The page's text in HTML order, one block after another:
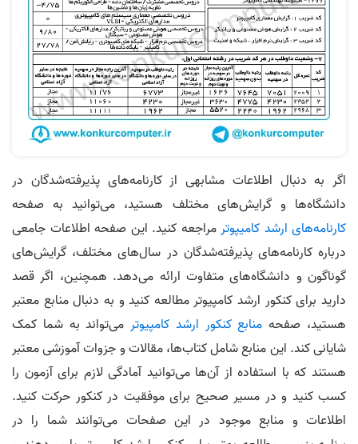
اگر به دنبال اطلاعات مشابهی از کارنامه‌های پذیرفته‌شدگان در
دانشگاه‌ها و گرایش‌های مختلف هستید، می‌توانید به صفحه
کارنامه‌‌های ارشد کامیپوترمراجعه کنید. این صفحه اطلاعات جامعی
درباره کارنامه‌های پذیرفته‌شدگان در سال‌های مختلف، گرایش‌های
گوناگون و دانشگاه‌های متفاوت ارائه می‌دهد. همچنین، اگر قصد
دارید برای کنکور ارشد کامپیوتر مطالعه کنید و به دنبال منابع معتبر
هستید، صفحه منابع کنکور ارشد کامپیوترمی‌تواند به شما کمک
شایانی کند. این منابع شامل کتاب‌ها، مقالات و جزوات آموزشی معتبر
هستند که با استفاده از آن‌ها می‌توانید آمادگی لازم برای آزمون را
کسب کنید و در مسیر صحیح برای موفقیت در کنکور حرکت کنید.
اطلاعات و منابع موجود در این صفحات می‌توانند شما را در